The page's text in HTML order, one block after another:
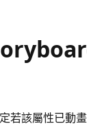
若該屬性已動